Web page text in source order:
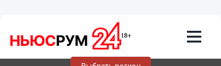
специалиста в образовании и
здравоохранении за год не
воспитаешь - Валерий Шанцев